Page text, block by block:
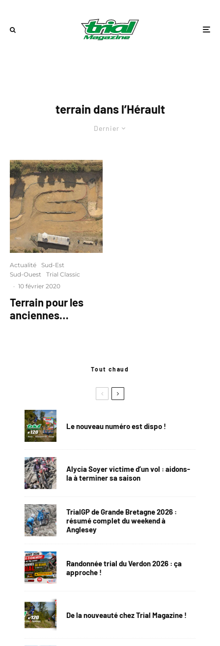
terrain dans l’Hérault
Dernier
Actualité
Sud-Est
Sud-Ouest
Trial Classic
· 10 février 2020
Terrain pour les
anciennes…
Tout chaud
Le nouveau numéro est dispo !
Alycia Soyer victime d’un vol : aidons-
la à terminer sa saison
TrialGP de Grande Bretagne 2026 :
résumé complet du weekend à
Anglesey
Randonnée trial du Verdon 2026 : ça
approche !
De la nouveauté chez Trial Magazine !